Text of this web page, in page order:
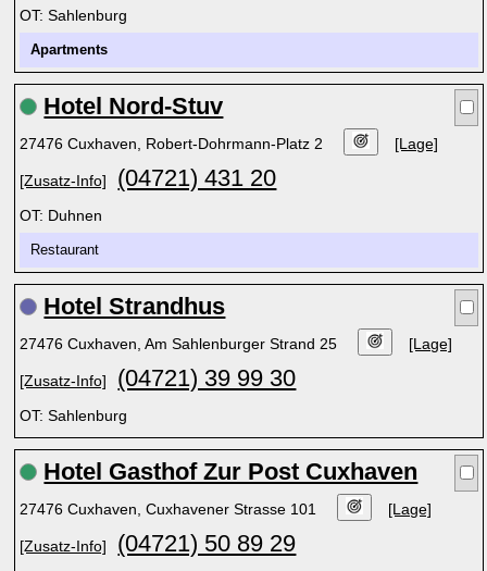
OT: Sahlenburg
Apartments
Hotel Nord-Stuv
27476 Cuxhaven, Robert-Dohrmann-Platz 2 [Lage]
[Zusatz-Info] (04721) 431 20
OT: Duhnen
Restaurant
Hotel Strandhus
27476 Cuxhaven, Am Sahlenburger Strand 25 [Lage]
[Zusatz-Info] (04721) 39 99 30
OT: Sahlenburg
Hotel Gasthof Zur Post Cuxhaven
27476 Cuxhaven, Cuxhavener Strasse 101 [Lage]
[Zusatz-Info] (04721) 50 89 29